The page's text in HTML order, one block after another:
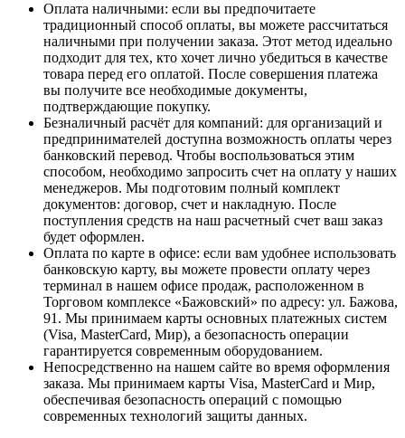
Оплата наличными: если вы предпочитаете
традиционный способ оплаты, вы можете рассчитаться
наличными при получении заказа. Этот метод идеально
подходит для тех, кто хочет лично убедиться в качестве
товара перед его оплатой. После совершения платежа
вы получите все необходимые документы,
подтверждающие покупку.
Безналичный расчёт для компаний: для организаций и
предпринимателей доступна возможность оплаты через
банковский перевод. Чтобы воспользоваться этим
способом, необходимо запросить счет на оплату у наших
менеджеров. Мы подготовим полный комплект
документов: договор, счет и накладную. После
поступления средств на наш расчетный счет ваш заказ
будет оформлен.
Оплата по карте в офисе: если вам удобнее использовать
банковскую карту, вы можете провести оплату через
терминал в нашем офисе продаж, расположенном в
Торговом комплексе «Бажовский» по адресу: ул. Бажова,
91. Мы принимаем карты основных платежных систем
(Visa, MasterCard, Мир), а безопасность операции
гарантируется современным оборудованием.
Непосредственно на нашем сайте во время оформления
заказа. Мы принимаем карты Visa, MasterCard и Мир,
обеспечивая безопасность операций с помощью
современных технологий защиты данных.